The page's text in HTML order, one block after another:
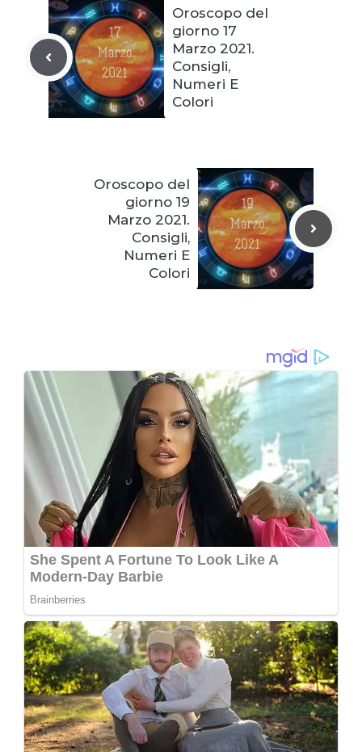
Oroscopo del
giorno 17
Marzo 2021.
Consigli,
Numeri E
Colori
Oroscopo del
giorno 19
Marzo 2021.
Consigli,
Numeri E
Colori